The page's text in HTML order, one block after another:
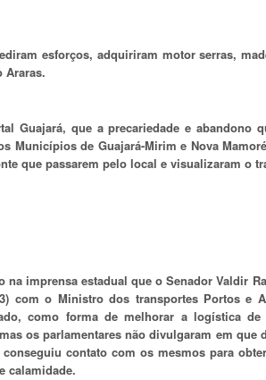
esforços, adquiriram motor serras,
Araras.
Guajará, que a precariedade e abandono
Municípios de Guajará-Mirim e Nova
que passarem pelo local e visualizaram o
imprensa estadual que o Senador Valdir
com o Ministro dos transportes Portos e
como forma de melhorar a logística de
os parlamentares não divulgaram em que
contato com os mesmos para
calamidade.